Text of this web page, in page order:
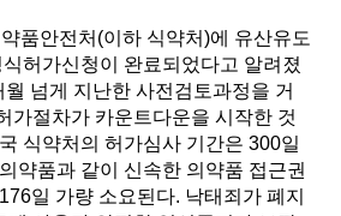
품안전처(이하 식약처)에 유산유도
식허가신청이 완료되었다고 알려졌
넘게 지난한 사전검토과정을 거
가절차가 카운트다운을 시작한 것
식약처의 허가심사 기간은 300일
약품과 같이 신속한 의약품 접근권
일 가량 소요된다. 낙태죄가 폐지